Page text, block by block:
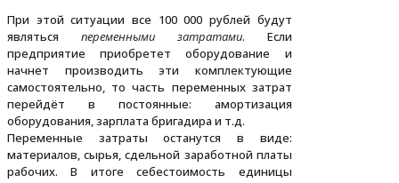
При этой ситуации все 100 000 рублей будут
являться переменными затратами. Если
предприятие приобретет оборудование и
начнет производить эти комплектующие
самостоятельно, то часть переменных затрат
перейдёт в постоянные: амортизация
оборудования, зарплата бригадира и т.д.
Переменные затраты останутся в виде:
материалов, сырья, сдельной заработной платы
рабочих. В итоге себестоимость единицы